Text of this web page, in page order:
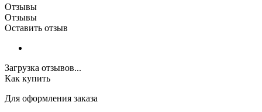
Отзывы
Отзывы
Оставить отзыв
Загрузка отзывов...
Как купить
Для оформления заказа